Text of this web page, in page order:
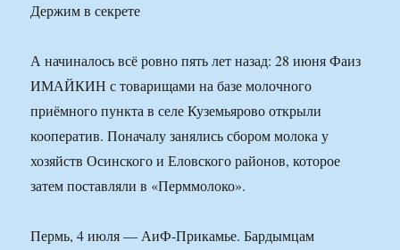
Держим в секрете
А начиналось всё ровно пять лет назад: 28 июня Фаиз
ИМАЙКИН с товарищами на базе молочного
приёмного пункта в селе Куземьярово открыли
кооператив. Поначалу занялись сбором молока у
хозяйств Осинского и Еловского районов, которое
затем поставляли в «Перммолоко».
Пермь, 4 июля — АиФ-Прикамье. Бардымцам